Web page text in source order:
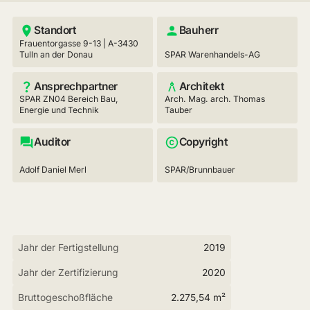
Standort
Frauentorgasse 9-13 | A-3430
Tulln an der Donau
Bauherr
SPAR Warenhandels-AG
Ansprechpartner
SPAR ZN04 Bereich Bau,
Energie und Technik
Architekt
Arch. Mag. arch. Thomas
Tauber
Auditor
Adolf Daniel Merl
Copyright
SPAR/Brunnbauer
Jahr der Fertigstellung 2019
Jahr der Zertifizierung 2020
Bruttogeschoßfläche 2.275,54 m²